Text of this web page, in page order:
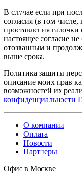
В случае если при
согласия (в том
проставления галочки
настоящее согласие не
отозванным и
выше срока.
Политика защиты
описание моих прав
возможностей их
конфиденциальности
О компании
Оплата
Новости
Партнеры
Офис в Москве